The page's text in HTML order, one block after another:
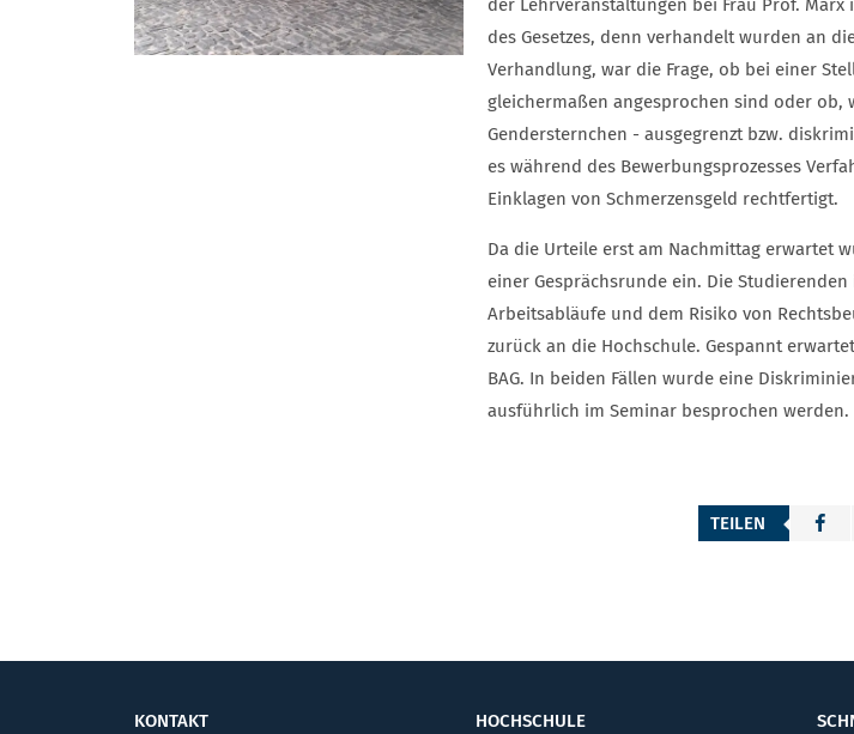
der Lehrveranstaltungen bei Frau Prof.
des Gesetzes, denn verhandelt wurden an
Verhandlung, war die Frage, ob bei einer
gleichermaßen angesprochen sind oder ob,
Gendersternchen - ausgegrenzt bzw.
es während des Bewerbungsprozesses
Einklagen von Schmerzensgeld rechtfertigt.
Da die Urteile erst am Nachmittag erwartet
einer Gesprächsrunde ein. Die
Arbeitsabläufe und dem Risiko von
zurück an die Hochschule. Gespannt
BAG. In beiden Fällen wurde eine
ausführlich im Seminar besprochen werden.
TEILEN
KONTAKT HOCHSCHULE